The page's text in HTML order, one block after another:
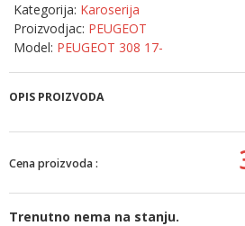
Kategorija: Karoserija
Proizvodjac: PEUGEOT
Model: PEUGEOT 308 17-
OPIS PROIZVODA
Cena proizvoda :
Trenutno nema na stanju.